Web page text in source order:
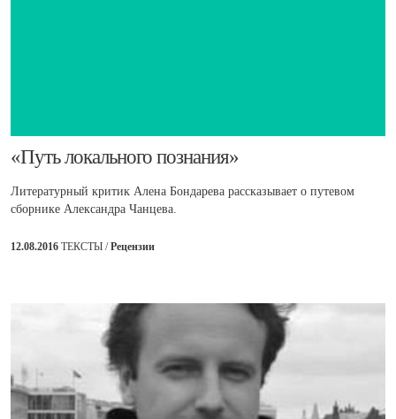
​«Путь локального познания»
Литературный критик Алена Бондарева рассказывает о путевом
сборнике Александра Чанцева.
12.08.2016 ТЕКСТЫ /Рецензии